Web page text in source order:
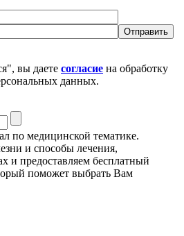
вы даете согласие на обработку
данных.
по медицинской тематике.
и способы лечения,
и предоставляем бесплатный
поможет выбрать Вам